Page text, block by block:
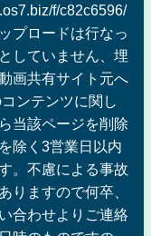
f/c82c6596/
プロードは行なっ
していません、埋
画共有サイト元へ
ンテンツに関し
当該ページを削除
除く3営業日以内
。不慮による事故
りますので何卒、
合わせよりご連絡